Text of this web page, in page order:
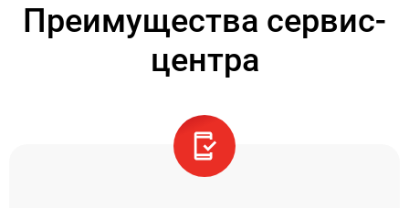
Преимущества сервис-
центра